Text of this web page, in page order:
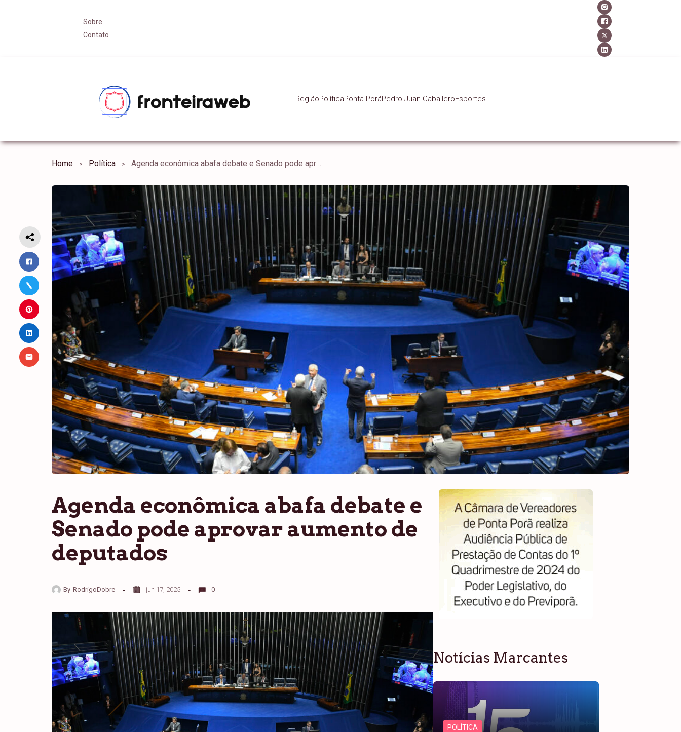
Sobre
Contato
RegiãoPolíticaPonta PorãPedro Juan CaballeroEsportes
Home Política Agenda econômica abafa debate e Senado pode aprovar aumento de deputados
Agenda econômica abafa debate e
Senado pode aprovar aumento de
deputados
By RodrigoDobre jun 17, 2025 0
Notícias Marcantes
POLÍTICA